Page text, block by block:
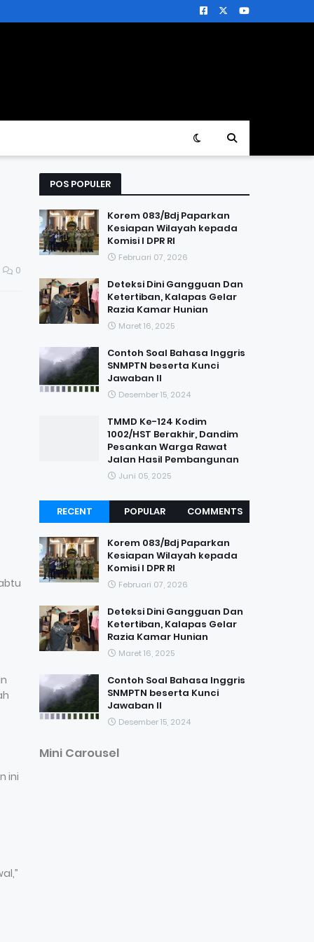
0
ini
POS POPULER
Korem 083/Bdj Paparkan
Kesiapan Wilayah kepada
Komisi I DPR RI
Februari 07, 2026
Deteksi Dini Gangguan Dan
Ketertiban, Kalapas Gelar
Razia Kamar Hunian
Maret 16, 2025
Contoh Soal Bahasa Inggris
SNMPTN beserta Kunci
Jawaban II
Desember 15, 2024
TMMD Ke-124 Kodim
1002/HST Berakhir, Dandim
Pesankan Warga Rawat
Jalan Hasil Pembangunan
Juni 05, 2025
RECENT POPULAR COMMENTS
Korem 083/Bdj Paparkan
Kesiapan Wilayah kepada
Komisi I DPR RI
Februari 07, 2026
Deteksi Dini Gangguan Dan
Ketertiban, Kalapas Gelar
Razia Kamar Hunian
Maret 16, 2025
Contoh Soal Bahasa Inggris
SNMPTN beserta Kunci
Jawaban II
Desember 15, 2024
Mini Carousel